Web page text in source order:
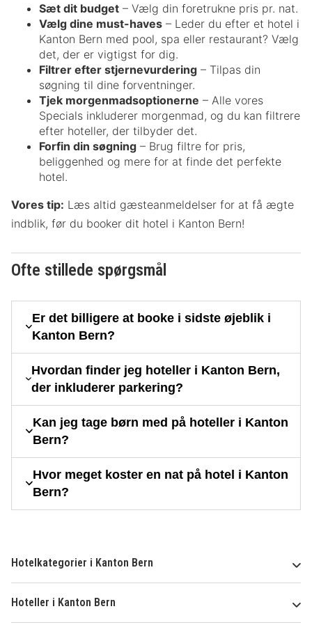
Sæt dit budget – Vælg din foretrukne pris pr. nat.
Vælg dine must-haves – Leder du efter et hotel i
Kanton Bern med pool, spa eller restaurant? Vælg
det, der er vigtigst for dig.
Filtrer efter stjernevurdering – Tilpas din
søgning til dine forventninger.
Tjek morgenmadsoptionerne – Alle vores
Specials inkluderer morgenmad, og du kan filtrere
efter hoteller, der tilbyder det.
Forfin din søgning – Brug filtre for pris,
beliggenhed og mere for at finde det perfekte
hotel.
Vores tip: Læs altid gæsteanmeldelser for at få ægte
indblik, før du booker dit hotel i Kanton Bern!
Ofte stillede spørgsmål
Er det billigere at booke i sidste øjeblik i
Kanton Bern?
Hvordan finder jeg hoteller i Kanton Bern,
der inkluderer parkering?
Kan jeg tage børn med på hoteller i Kanton
Bern?
Hvor meget koster en nat på hotel i Kanton
Bern?
Hotelkategorier i Kanton Bern
Hoteller i Kanton Bern